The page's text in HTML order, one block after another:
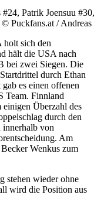
Patrik Joensuu
Puckfans.at / Andreas
holt sich den
hält die USA nach
bei zwei Siegen. Die
durch Ethan
es einen offenen
Team. Finnland
Überzahl des
durch den
innerhalb von
Am
Wenkus zum
stehen wieder ohne
wird die Position aus